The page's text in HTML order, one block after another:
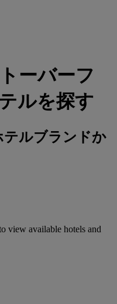
ーバーフ
ルを探す
テルブランドか
view available hotels and